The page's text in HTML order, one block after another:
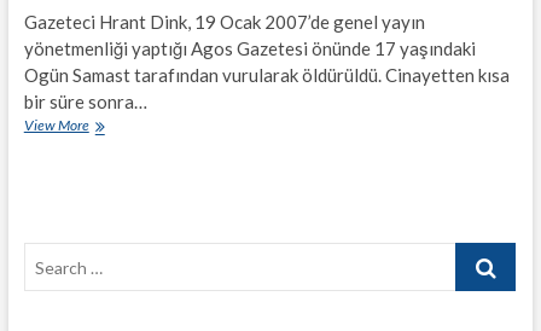
Gazeteci Hrant Dink, 19 Ocak 2007’de genel yayın
yönetmenliği yaptığı Agos Gazetesi önünde 17 yaşındaki
Ogün Samast tarafından vurularak öldürüldü. Cinayetten kısa
bir süre sonra…
View MoreHtrant
bekliyor,
Search